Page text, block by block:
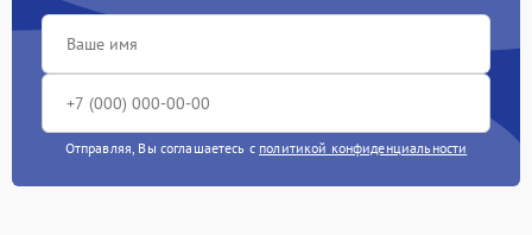
Отправляя, Вы соглашаетесь с политикой конфиденциальности